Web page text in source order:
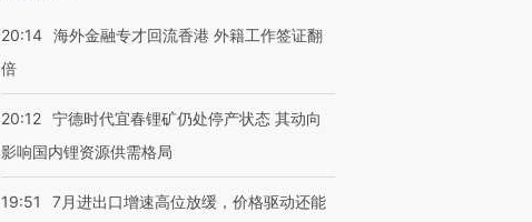
20:14 海外金融专才回流香港 外籍工作签证翻
倍
20:12 宁德时代宜春锂矿仍处停产状态 其动向
影响国内锂资源供需格局
19:51
7月进出口增速高位放缓，价格驱动还能